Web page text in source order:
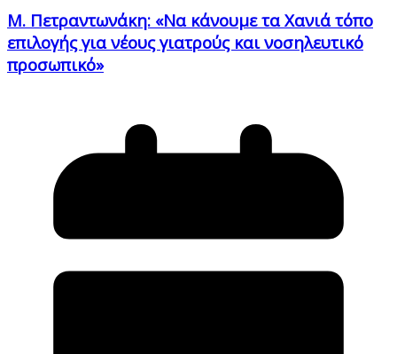
Μ. Πετραντωνάκη: «Να κάνουμε τα Χανιά τόπο
επιλογής για νέους γιατρούς και νοσηλευτικό
προσωπικό»